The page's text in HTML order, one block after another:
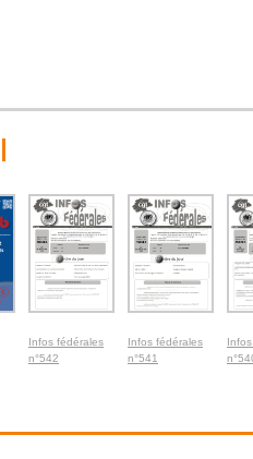
Infos fédérales
n°542
Infos fédérales
n°541